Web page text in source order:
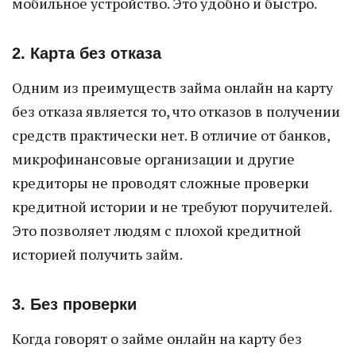
2. Карта без отказа
Одним из преимуществ займа онлайн на карту
без отказа является то, что отказов в получении
средств практически нет. В отличие от банков,
микрофинансовые организации и другие
кредиторы не проводят сложные проверки
кредитной истории и не требуют поручителей.
Это позволяет людям с плохой кредитной
историей получить займ.
3. Без проверки
Когда говорят о займе онлайн на карту без